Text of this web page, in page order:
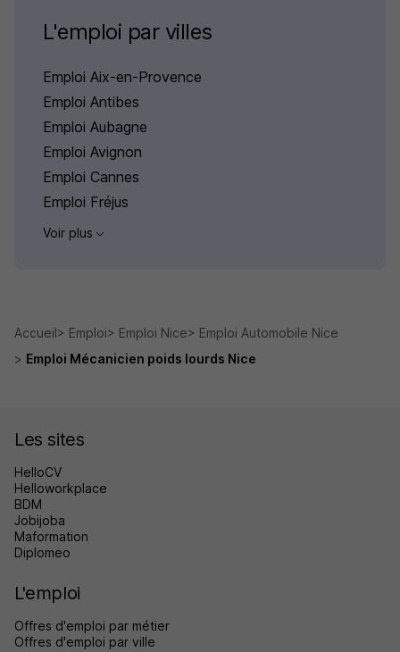
L'emploi par villes
Emploi Aix-en-Provence
Emploi Antibes
Emploi Aubagne
Emploi Avignon
Emploi Cannes
Emploi Fréjus
Voir plus
Accueil Emploi Emploi Nice
Emploi Automobile Nice
Emploi Mécanicien poids lourds Nice
Les sites
HelloCV
Helloworkplace
BDM
Jobijoba
Maformation
Diplomeo
L'emploi
Offres d'emploi par métier
Offres d'emploi par ville